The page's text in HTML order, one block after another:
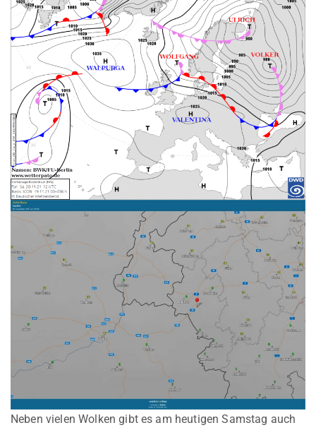
Neben vielen Wolken gibt es am heutigen Samstag auch